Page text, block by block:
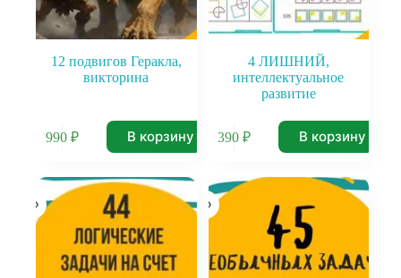
12 подвигов Геракла,
викторина
990 ₽ В корзину
4 ЛИШНИЙ,
интеллектуальное
развитие
390₽ В корзину